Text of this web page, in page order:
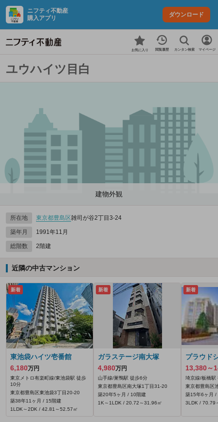
ニフティ不動産
購入アプリ
ダウンロード
お気に入り 閲覧履歴 カンタン検索 マイページ
ユウハイツ目白
建物外観
所在地 東京都豊島区雑司が谷2丁目3-24
築年月 1991年11月
総階数 2階建
近隣の中古マンション
新着
東池袋ハイツ壱番館
6,180万円
東京メトロ有楽町線/東池袋駅 徒歩
10分
東京都豊島区東池袋3丁目20-20
築38年11ヶ月 / 15階建
1LDK～2DK / 42.81～52.57㎡
新着
ガラステージ南大塚
4,980万円
山手線/巣鴨駅 徒歩6分
東京都豊島区南大塚1丁目31-20
築20年5ヶ月 / 10階建
1K～1LDK / 20.72～31.96㎡
新着
プラウド
13,380～
埼京線/板橋駅
東京都豊島区
築15年6ヶ月 /
3LDK / 70.79